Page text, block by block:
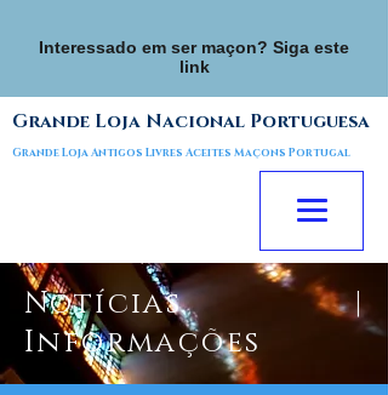
Interessado em ser maçon? Siga este
link
Grande Loja Nacional Portuguesa
Grande Loja Antigos Livres Aceites Maçons Portugal
Notícias |
Informações